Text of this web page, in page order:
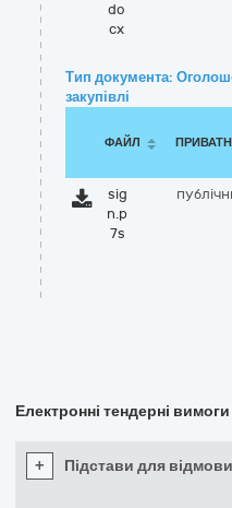
do
cx
Тип документа:
закупівлі
ФАЙЛ
sig
n.p
7s
Електронні тендерні вимоги
+ Підстави для відмови